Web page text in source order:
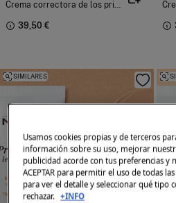
Crema correctora de los primeros signos de envejecimiento
39,50 €
SIMILARES
Usamos cookies propias y de terceros
información sobre su uso, mejorar
publicidad acorde con tus preferencias y
ACEPTAR para permitir el uso de todas
para ver el detalle y seleccionar qué tipo
rechazar. +INFO